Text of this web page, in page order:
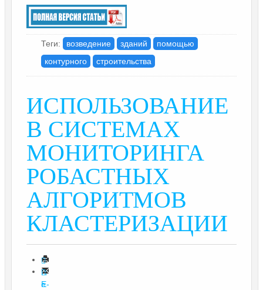
Теги: возведение зданий
помощью
контурного
строительства
ИСПОЛЬЗОВАНИЕ
В СИСТЕМАХ
МОНИТОРИНГА
РОБАСТНЫХ
АЛГОРИТМОВ
КЛАСТЕРИЗАЦИИ
П
е
E-